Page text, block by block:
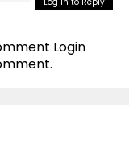
Login